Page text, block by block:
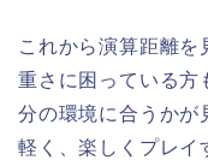
これから演算距離
重さに困っている方
分の環境に合うかが
軽く、楽しくプレイ